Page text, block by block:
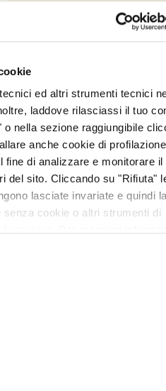
ed altri strumenti tecnici
laddove rilasciassi il tuo
nella sezione raggiungibile
anche cookie di
di analizzare e monitorare il
del sito. Cliccando su "Rifiuta"
lasciate invariate e quindi
cookie o altri strumenti di